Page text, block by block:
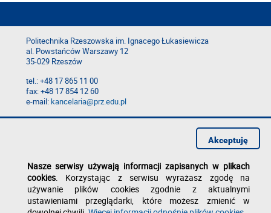
Politechnika Rzeszowska im. Ignacego Łukasiewicza
al. Powstańców Warszawy 12
35-029 Rzeszów
tel.: +48 17 865 11 00
fax: +48 17 854 12 60
e-mail:kancelaria@prz.edu.pl
Deklaracja dostępności
Nasze serwisy używają informacji zapisanych w plikach
cookies. Korzystając z serwisu wyrażasz zgodę na
używanie plików cookies zgodnie z aktualnymi
ustawieniami przeglądarki, które możesz zmienić w
Akceptuję